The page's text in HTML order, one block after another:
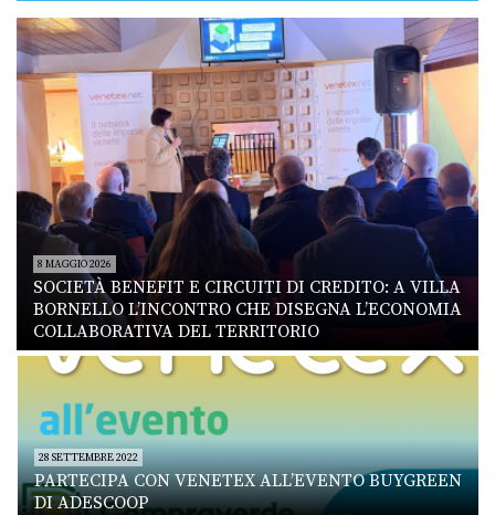
8 MAGGIO 2026
SOCIETÀ BENEFIT E CIRCUITI DI CREDITO: A VILLA
BORNELLO L’INCONTRO CHE DISEGNA L’ECONOMIA
COLLABORATIVA DEL TERRITORIO
28 SETTEMBRE 2022
PARTECIPA CON VENETEX ALL’EVENTO BUYGREEN
DI ADESCOOP